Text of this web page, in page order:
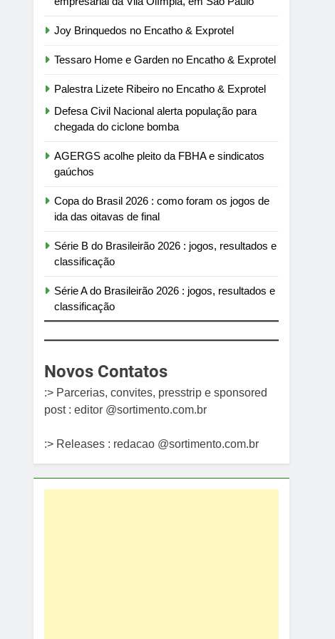
Joy Brinquedos no Encatho & Exprotel
Tessaro Home e Garden no Encatho & Exprotel
Palestra Lizete Ribeiro no Encatho & Exprotel
Defesa Civil Nacional alerta população para
chegada do ciclone bomba
AGERGS acolhe pleito da FBHA e sindicatos
gaúchos
Copa do Brasil 2026 : como foram os jogos de
ida das oitavas de final
Série B do Brasileirão 2026 : jogos, resultados e
classificação
Série A do Brasileirão 2026 : jogos, resultados e
classificação
Novos Contatos
:> Parcerias, convites, presstrip e sponsored
post : editor @sortimento.com.br
:> Releases : redacao @sortimento.com.br